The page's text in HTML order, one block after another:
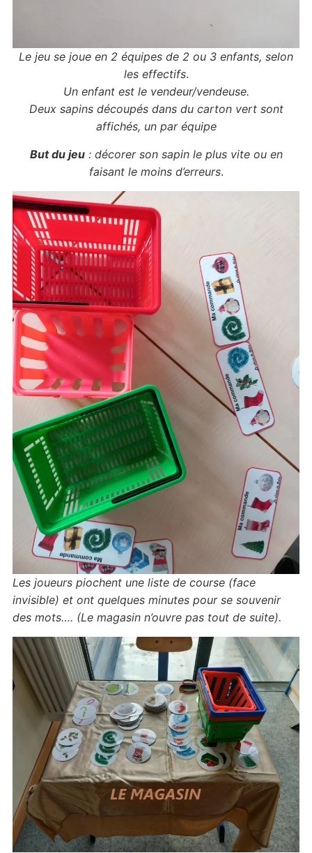
Le jeu se joue en 2 équipes de 2 ou 3 enfants, selon
les effectifs.
Un enfant est le vendeur/vendeuse.
Deux sapins découpés dans du carton vert sont
affichés, un par équipe
But du jeu: décorer son sapin le plus vite ou en
faisant le moins d’erreurs.
Les joueurs piochent une liste de course (face
invisible) et ont quelques minutes pour se souvenir
des mots…. (Le magasin n’ouvre pas tout de suite).